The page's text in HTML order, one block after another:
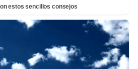
estos sencillos consejos